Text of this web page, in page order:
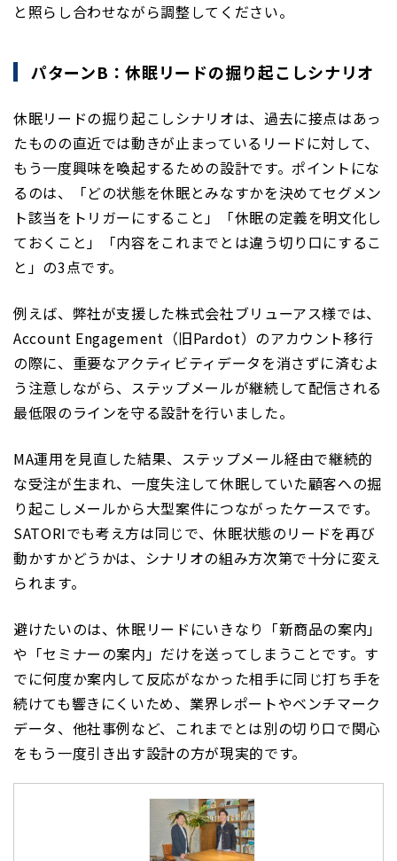
と照らし合わせながら調整してください。
パターンB：休眠リードの掘り起こしシナリオ
休眠リードの掘り起こしシナリオは、過去に接点はあっ
たものの直近では動きが止まっているリードに対して、
もう一度興味を喚起するための設計です。ポイントにな
るのは、「どの状態を休眠とみなすかを決めてセグメン
ト該当をトリガーにすること」「休眠の定義を明文化し
ておくこと」「内容をこれまでとは違う切り口にするこ
と」の3点です。
例えば、弊社が支援した株式会社ブリューアス様では、
Account Engagement（旧Pardot）のアカウント移行
の際に、重要なアクティビティデータを消さずに済むよ
う注意しながら、ステップメールが継続して配信される
最低限のラインを守る設計を行いました。
MA運用を見直した結果、ステップメール経由で継続的
な受注が生まれ、一度失注して休眠していた顧客への掘
り起こしメールから大型案件につながったケースです。
SATORIでも考え方は同じで、休眠状態のリードを再び
動かすかどうかは、シナリオの組み方次第で十分に変え
られます。
避けたいのは、休眠リードにいきなり「新商品の案内」
や「セミナーの案内」だけを送ってしまうことです。す
でに何度か案内して反応がなかった相手に同じ打ち手を
続けても響きにくいため、業界レポートやベンチマーク
データ、他社事例など、これまでとは別の切り口で関心
をもう一度引き出す設計の方が現実的です。